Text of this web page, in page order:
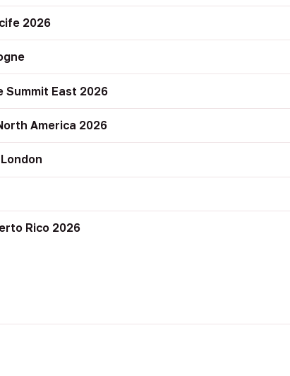
2026
East 2026
America 2026
Rico 2026